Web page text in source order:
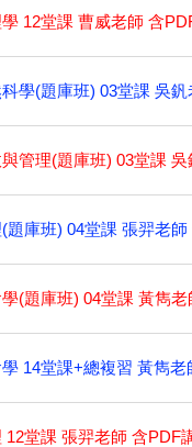
12堂課 曹威老師 含
學(題庫班) 03堂課 吳
管理(題庫班) 03堂課
題庫班) 04堂課 張羿老
(題庫班) 04堂課 黃雋
14堂課+總複習 黃雋
12堂課 張羿老師 含PDF